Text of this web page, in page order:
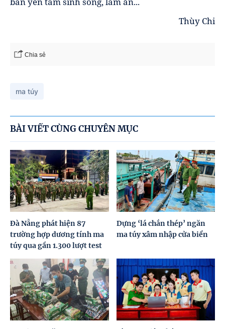
Thùy Chi
Chia sẻ
ma túy
BÀI VIẾT CÙNG CHUYÊN MỤC
Đà Nẵng phát hiện 87
trường hợp dương tính ma
túy qua gần 1.300 lượt test
Dựng ‘lá chắn thép’ ngăn
ma túy xâm nhập cửa biển